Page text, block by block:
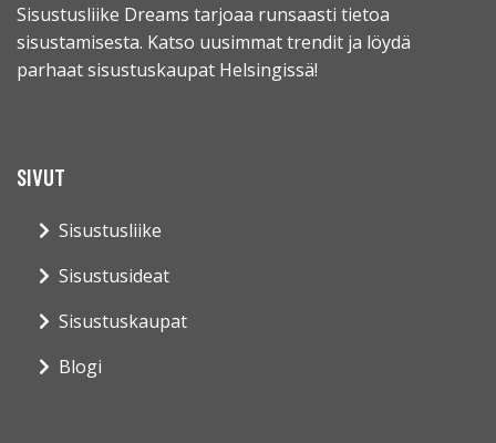
Sisustusliike Dreams tarjoaa runsaasti tietoa
sisustamisesta. Katso uusimmat trendit ja löydä
parhaat sisustuskaupat Helsingissä!
SIVUT
Sisustusliike
Sisustusideat
Sisustuskaupat
Blogi